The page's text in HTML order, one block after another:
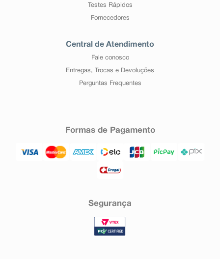
Testes Rápidos
Fornecedores
Central de Atendimento
Fale conosco
Entregas, Trocas e Devoluções
Perguntas Frequentes
Formas de Pagamento
Segurança